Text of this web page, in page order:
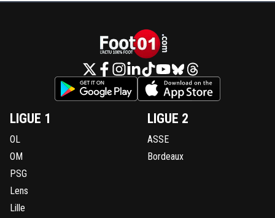
LIGUE 1
OL
OM
PSG
Lens
Lille
LIGUE 2
ASSE
Bordeaux